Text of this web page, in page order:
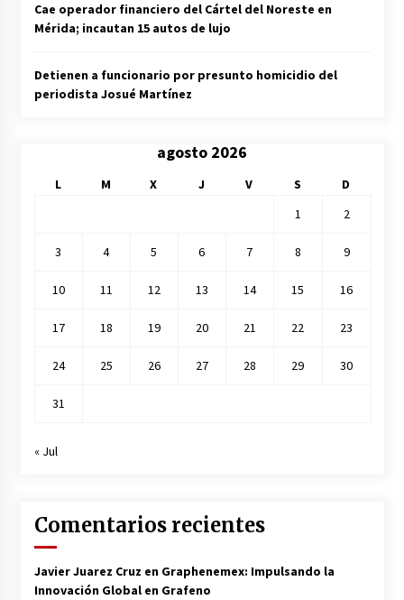
Cae operador financiero del Cártel del Noreste en
Mérida; incautan 15 autos de lujo
Detienen a funcionario por presunto homicidio del
periodista Josué Martínez
agosto 2026
L M X J V S
D
1
2
3 4 5 6 7 8 9
10 11 12 13 14 15 16
17 18 19 20 21 22 23
24 25 26 27 28 29 30
31
« Jul
Comentarios recientes
Javier Juarez Cruz en Graphenemex: Impulsando la
Innovación Global en Grafeno